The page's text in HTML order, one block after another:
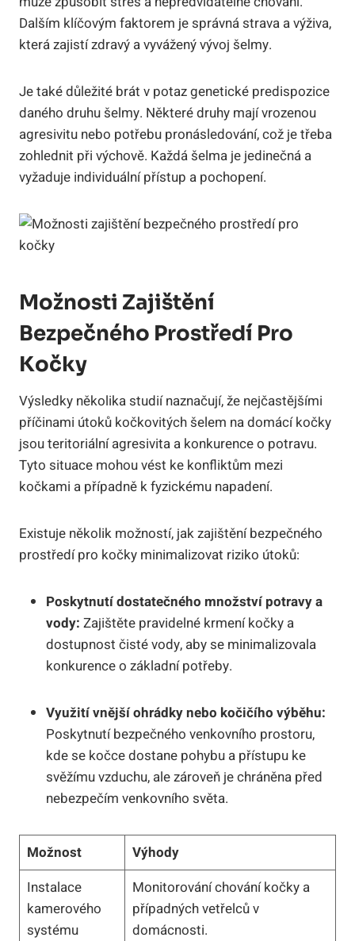
Dalším klíčovým faktorem je správná strava a výživa,
která zajistí zdravý a vyvážený vývoj šelmy.
Je také důležité brát v potaz genetické predispozice
daného druhu šelmy. Některé druhy mají vrozenou
agresivitu nebo potřebu pronásledování, což je třeba
zohlednit při výchově. Každá šelma je jedinečná a
vyžaduje individuální přístup a pochopení.
Možnosti Zajištění
Bezpečného Prostředí Pro
Kočky
Výsledky několika studií naznačují, že nejčastějšími
příčinami útoků kočkovitých šelem na domácí kočky
jsou teritoriální agresivita a konkurence o potravu.
Tyto situace mohou vést ke konfliktům mezi
kočkami a případně k fyzickému napadení.
Existuje několik možností, jak zajištění bezpečného
prostředí pro kočky minimalizovat riziko útoků:
Poskytnutí dostatečného množství potravy a
vody: Zajištěte pravidelné krmení kočky a
dostupnost čisté vody, aby se minimalizovala
konkurence o základní potřeby.
Využití vnější ohrádky nebo kočičího výběhu:
Poskytnutí bezpečného venkovního prostoru,
kde se kočce dostane pohybu a přístupu ke
svěžímu vzduchu, ale zároveň je chráněna před
nebezpečím venkovního světa.
Možnost
Výhody
Instalace
kamerového
systému
Monitorování chování kočky a
případných vetřelců v
domácnosti.